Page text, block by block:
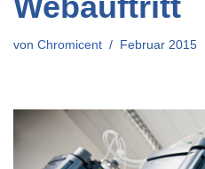
von Chromicent Februar 2015